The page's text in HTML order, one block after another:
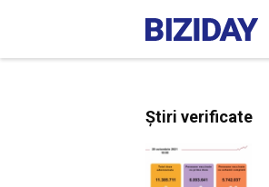
Știri verificate